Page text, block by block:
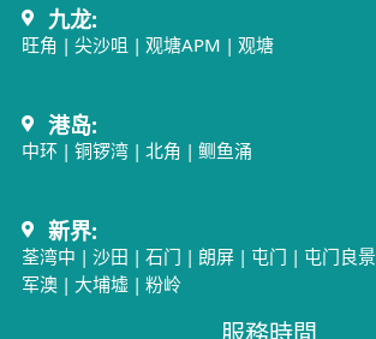
九龙:
旺角 | 尖沙咀 | 观塘APM | 观塘
港岛:
中环| 铜锣湾| 北角 | 鲗鱼涌
新界:
荃湾中 | 沙田 | 石门 | 朗屏| 屯门 | 屯门良景
军澳| 大埔墟 | 粉岭
服務時間​